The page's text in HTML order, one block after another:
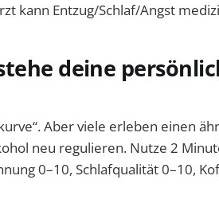
kann Entzug/Schlaf/Angst
deine
Aber viele erleben einen
neu regulieren. Nutze 2
0–10, Schlafqualität 0–10,